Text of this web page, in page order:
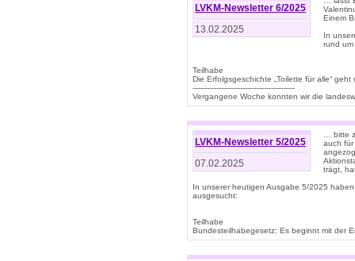
LVKM-Newsletter 6/2025
13.02.2025
Einem
In
rund
Teilhabe
Die Erfolgsgeschichte „Toilette für alle“
-------------------------------------------
Vergangene Woche konnten wir die
LVKM-Newsletter 5/2025
07.02.2025
… bitte
auch für
trägt,
In unserer heutigen Ausgabe 5/2025
ausgesucht:
Teilhabe
Bundesteilhabegesetz: Es beginnt mit der